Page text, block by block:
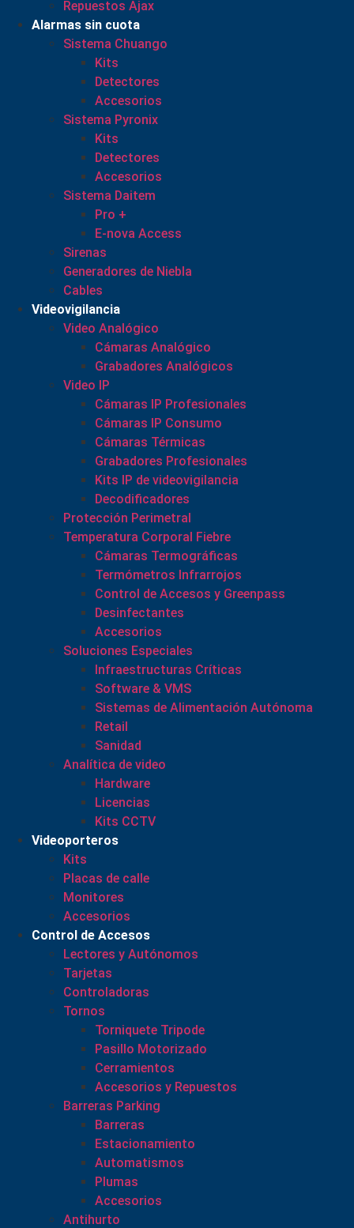
Repuestos Ajax
Alarmas sin cuota
Sistema Chuango
Kits
Detectores
Accesorios
Sistema Pyronix
Kits
Detectores
Accesorios
Sistema Daitem
Pro +
E-nova Access
Sirenas
Generadores de Niebla
Cables
Videovigilancia
Video Analógico
Cámaras Analógico
Grabadores Analógicos
Video IP
Cámaras IP Profesionales
Cámaras IP Consumo
Cámaras Térmicas
Grabadores Profesionales
Kits IP de videovigilancia
Decodificadores
Protección Perimetral
Temperatura Corporal Fiebre
Cámaras Termográficas
Termómetros Infrarrojos
Control de Accesos y Greenpass
Desinfectantes
Accesorios
Soluciones Especiales
Infraestructuras Críticas
Software & VMS
Sistemas de Alimentación Autónoma
Retail
Sanidad
Analítica de video
Hardware
Licencias
Kits CCTV
Videoporteros
Kits
Placas de calle
Monitores
Accesorios
Control de Accesos
Lectores y Autónomos
Tarjetas
Controladoras
Tornos
Torniquete Tripode
Pasillo Motorizado
Cerramientos
Accesorios y Repuestos
Barreras Parking
Barreras
Estacionamiento
Automatismos
Plumas
Accesorios
Antihurto